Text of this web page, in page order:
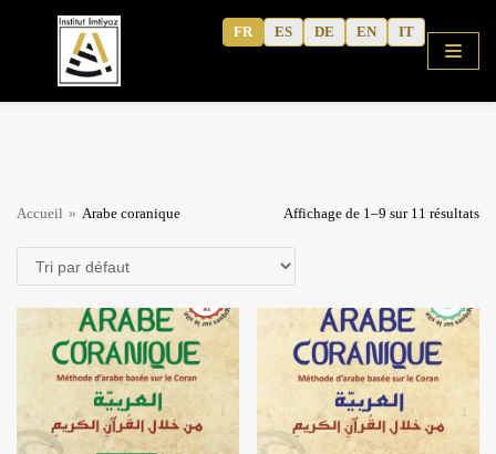
contenu
COURS
ALPHABET GRATUIT
ARABE CORANIQUE (METHODE)
Articles
ARABE MODERNE
Accueil » Arabe coranique Affichage de 1–9 sur 11 résultats
FR ES DE EN IT